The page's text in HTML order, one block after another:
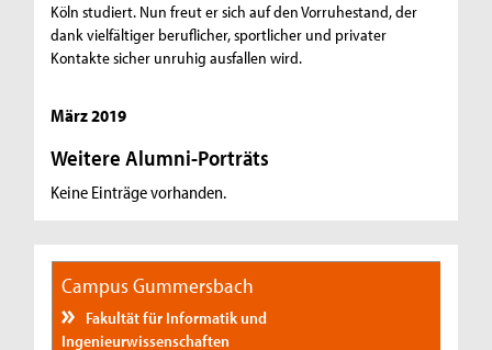
Köln studiert. Nun freut er sich auf den Vorruhestand, der
dank vielfältiger beruflicher, sportlicher und privater
Kontakte sicher unruhig ausfallen wird.
März 2019
Weitere Alumni-Porträts
Keine Einträge vorhanden.
Campus Gummersbach
Fakultät für Informatik und
Ingenieurwissenschaften